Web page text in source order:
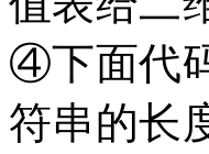
④下面代
符串的长